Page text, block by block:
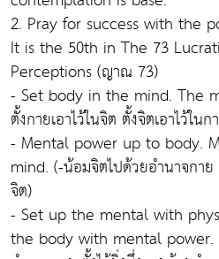
2. Pray for success with the
It is the 50th in The 73
Perceptions (ญาณ 73)
- Set body in the mind. The
ตั้งกายเอาไว้ในจิต ตั้งจิตเอาไว้ในก
- Mental power up to body.
mind. (-น้อมจิตไปด้วยอำนาจกา
จิต)
- Set up the mental with
the body with mental power.